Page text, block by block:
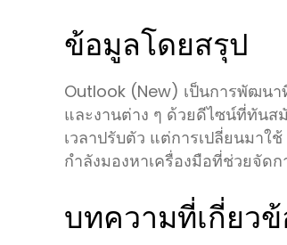
ข้อมูลโดยสรุป
Outlook (New) เป็นการพัฒนา
และงานต่าง ๆ ด้วยดีไซน์ที่ทันส
เวลาปรับตัว แต่การเปลี่ยนมา
กำลังมองหาเครื่องมือที่ช่วยจัด
บทความที่เกี่ยวข้